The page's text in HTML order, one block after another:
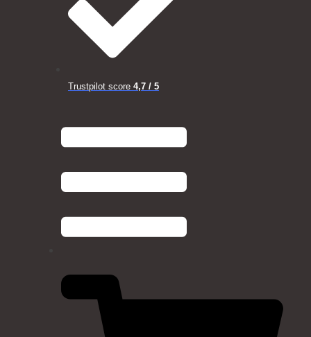
Trustpilot score 4,7 / 5